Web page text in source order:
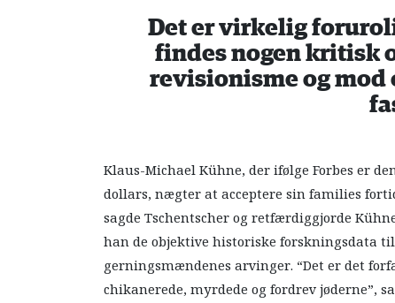
Det er virkelig
findes nogen kritisk
revisionisme og
Klaus-Michael Kühne, der ifølge Forbes er
dollars, nægter at acceptere sin families
sagde Tschentscher og retfærdiggjorde
han de objektive historiske forskningsdata
gerningsmændenes arvinger. “Det er det
chikanerede, myrdede og fordrev jøderne”,